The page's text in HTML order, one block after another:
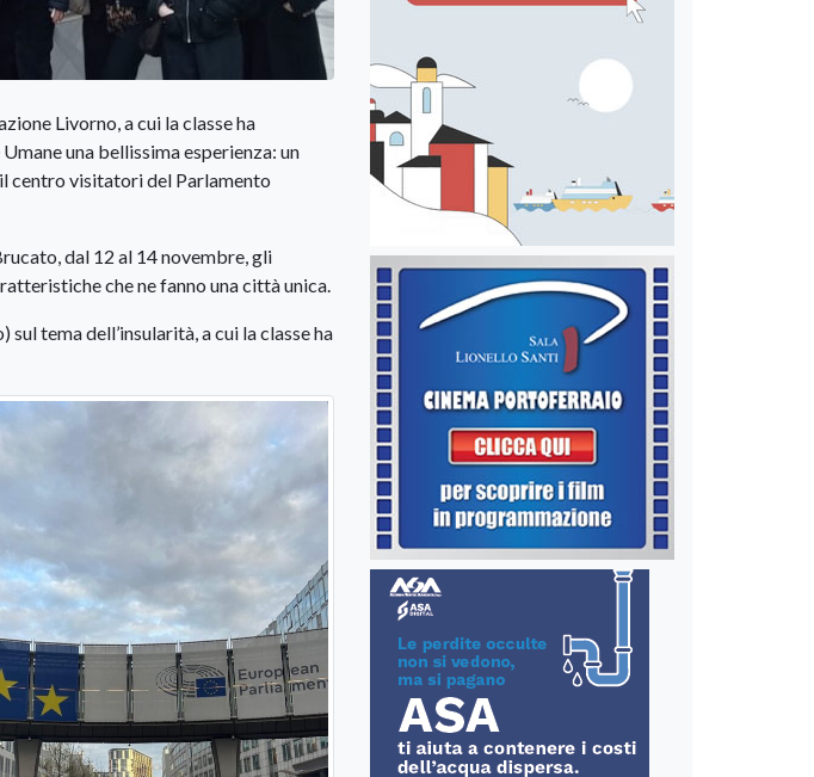
Livorno, a cui la classe ha
una bellissima esperienza: un
centro visitatori del Parlamento
dal 12 al 14 novembre, gli
che ne fanno una città unica.
tema dell’insularità, a cui la classe ha